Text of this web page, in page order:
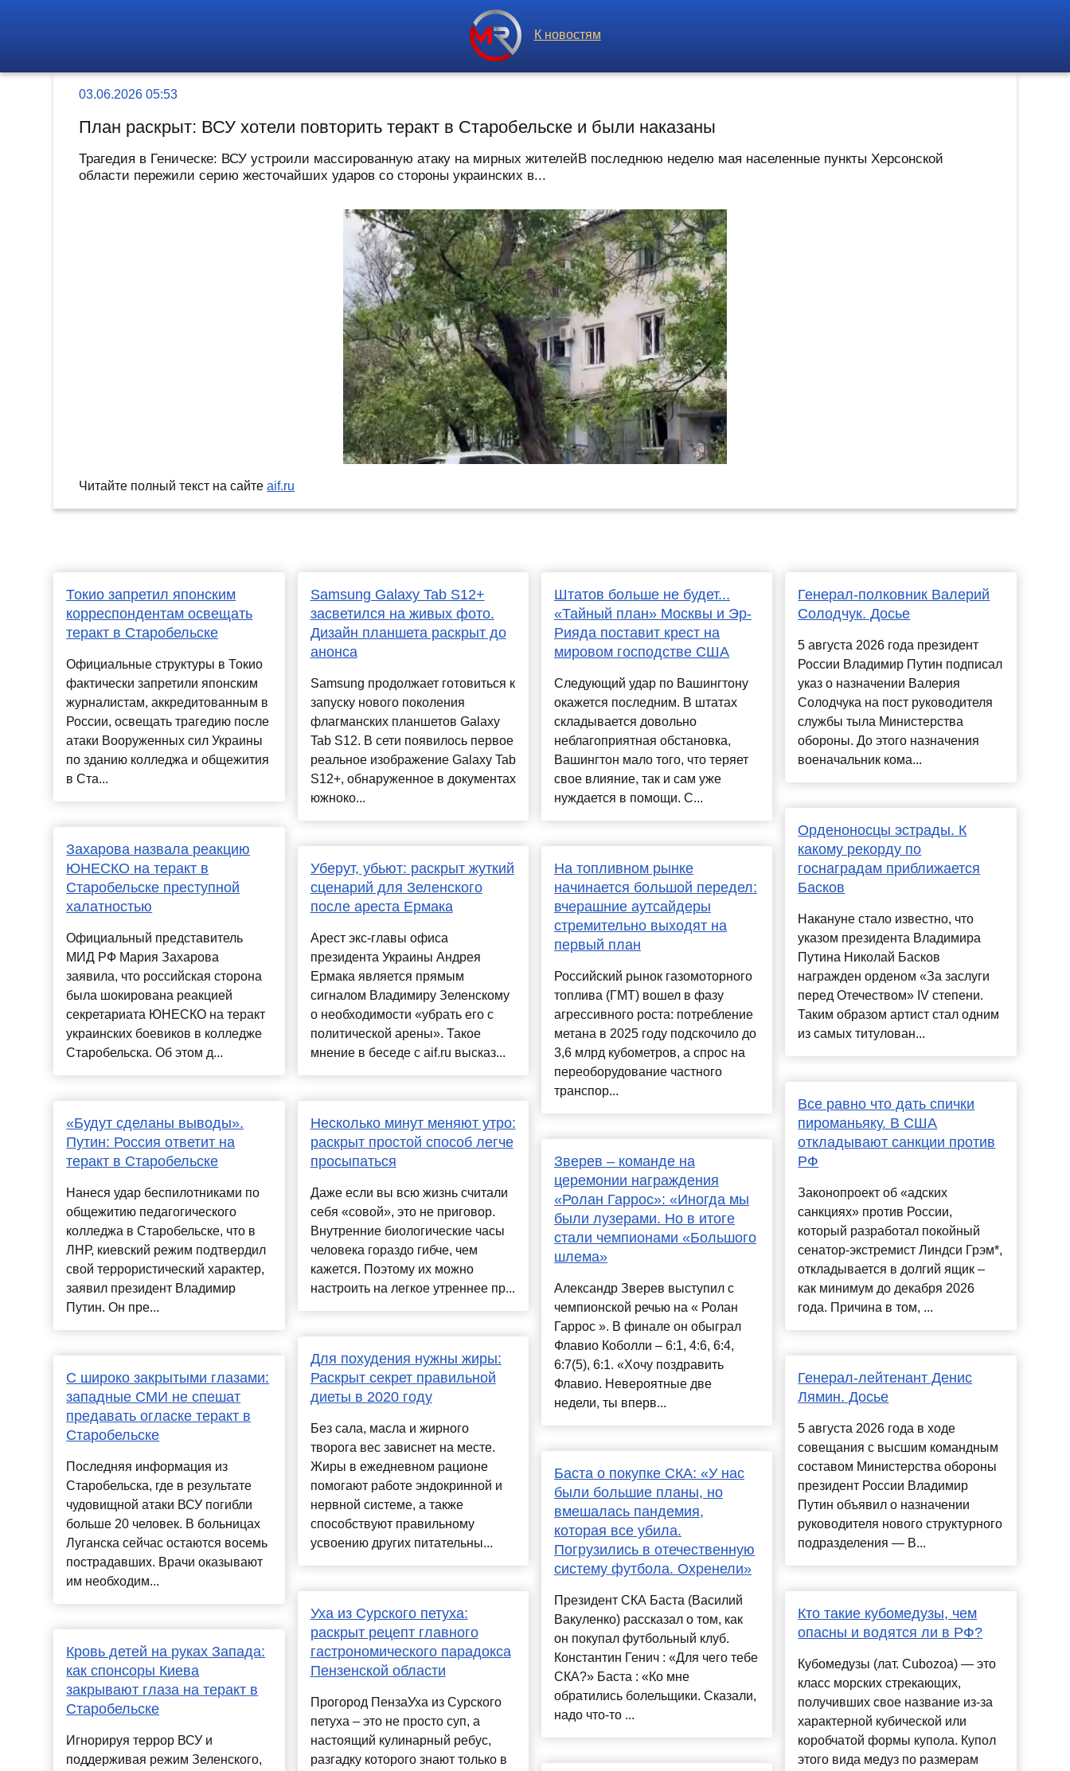
К новостям
03.06.2026 05:53
План раскрыт: ВСУ хотели повторить теракт в Старобельске и были наказаны
Трагедия в Геническе: ВСУ устроили массированную атаку на мирных жителейВ последнюю неделю мая населенные пункты Херсонской
области пережили серию жесточайших ударов со стороны украинских в...
Читайте полный текст на сайтеaif.ru
Токио запретил японским
корреспондентам освещать
теракт в Старобельске
Официальные структуры в Токио
фактически запретили японским
журналистам, аккредитованным в
России, освещать трагедию после
атаки Вооруженных сил Украины
по зданию колледжа и общежития
в Ста...
Захарова назвала реакцию
ЮНЕСКО на теракт в
Старобельске преступной
халатностью
Официальный представитель
МИД РФ Мария Захарова
заявила, что российская сторона
была шокирована реакцией
секретариата ЮНЕСКО на теракт
украинских боевиков в колледже
Старобельска. Об этом д...
«Будут сделаны выводы».
Путин: Россия ответит на
теракт в Старобельске
Нанеся удар беспилотниками по
общежитию педагогического
колледжа в Старобельске, что в
ЛНР, киевский режим подтвердил
свой террористический характер,
заявил президент Владимир
Путин. Он пре...
С широко закрытыми глазами:
западные СМИ не спешат
предавать огласке теракт в
Старобельске
Последняя информация из
Старобельска, где в результате
чудовищной атаки ВСУ погибли
больше 20 человек. В больницах
Луганска сейчас остаются восемь
пострадавших. Врачи оказывают
им необходим...
Кровь детей на руках Запада:
как спонсоры Киева
закрывают глаза на теракт в
Старобельске
Игнорируя террор ВСУ и
поддерживая режим Зеленского,
Samsung Galaxy Tab S12+
засветился на живых фото.
Дизайн планшета раскрыт до
анонса
Samsung продолжает готовиться к
запуску нового поколения
флагманских планшетов Galaxy
Tab S12. В сети появилось первое
реальное изображение Galaxy Tab
S12+, обнаруженное в документах
южноко...
Уберут, убьют: раскрыт жуткий
сценарий для Зеленского
после ареста Ермака
Арест экс-главы офиса
президента Украины Андрея
Ермака является прямым
сигналом Владимиру Зеленскому
о необходимости «убрать его с
политической арены». Такое
мнение в беседе с aif.ru высказ...
Несколько минут меняют утро:
раскрыт простой способ легче
просыпаться
Даже если вы всю жизнь считали
себя «совой», это не приговор.
Внутренние биологические часы
человека гораздо гибче, чем
кажется. Поэтому их можно
настроить на легкое утреннее пр...
Для похудения нужны жиры:
Раскрыт секрет правильной
диеты в 2020 году
Без сала, масла и жирного
творога вес зависнет на месте.
Жиры в ежедневном рационе
помогают работе эндокринной и
нервной системе, а также
способствуют правильному
усвоению других питательны...
Уха из Сурского петуха:
раскрыт рецепт главного
гастрономического парадокса
Пензенской области
Прогород ПензаУха из Сурского
петуха – это не просто суп, а
настоящий кулинарный ребус,
разгадку которого знают только в
Штатов больше не будет...
«Тайный план» Москвы и Эр-
Рияда поставит крест на
мировом господстве США
Следующий удар по Вашингтону
окажется последним. В штатах
складывается довольно
неблагоприятная обстановка,
Вашингтон мало того, что теряет
свое влияние, так и сам уже
нуждается в помощи. С...
На топливном рынке
начинается большой передел:
вчерашние аутсайдеры
стремительно выходят на
первый план
Российский рынок газомоторного
топлива (ГМТ) вошел в фазу
агрессивного роста: потребление
метана в 2025 году подскочило до
3,6 млрд кубометров, а спрос на
переоборудование частного
транспор...
Зверев – команде на
церемонии награждения
«Ролан Гаррос»: «Иногда мы
были лузерами. Но в итоге
стали чемпионами «Большого
шлема»
Александр Зверев выступил с
чемпионской речью на « Ролан
Гаррос ». В финале он обыграл
Флавио Коболли – 6:1, 4:6, 6:4,
6:7(5), 6:1. «Хочу поздравить
Флавио. Невероятные две
недели, ты вперв...
Баста о покупке СКА: «У нас
были большие планы, но
вмешалась пандемия,
которая все убила.
Погрузились в отечественную
систему футбола. Охренели»
Президент СКА Баста (Василий
Вакуленко) рассказал о том, как
он покупал футбольный клуб.
Константин Генич : «Для чего тебе
СКА?» Баста : «Ко мне
обратились болельщики. Сказали,
надо что-то ...
Генерал-полковник Валерий
Солодчук. Досье
5 августа 2026 года президент
России Владимир Путин подписал
указ о назначении Валерия
Солодчука на пост руководителя
службы тыла Министерства
обороны. До этого назначения
военачальник кома...
Орденоносцы эстрады. К
какому рекорду по
госнаградам приближается
Басков
Накануне стало известно, что
указом президента Владимира
Путина Николай Басков
награжден орденом «За заслуги
перед Отечеством» IV степени.
Таким образом артист стал одним
из самых титулован...
Все равно что дать спички
пироманьяку. В США
откладывают санкции против
РФ
Законопроект об «адских
санкциях» против России,
который разработал покойный
сенатор-экстремист Линдси Грэм*,
откладывается в долгий ящик –
как минимум до декабря 2026
года. Причина в том, ...
Генерал-лейтенант Денис
Лямин. Досье
5 августа 2026 года в ходе
совещания с высшим командным
составом Министерства обороны
президент России Владимир
Путин объявил о назначении
руководителя нового структурного
подразделения — В...
Кто такие кубомедузы, чем
опасны и водятся ли в РФ?
Кубомедузы (лат. Cubozoa) — это
класс морских стрекающих,
получивших свое название из-за
характерной кубической или
коробчатой формы купола. Купол
этого вида медуз по размерам